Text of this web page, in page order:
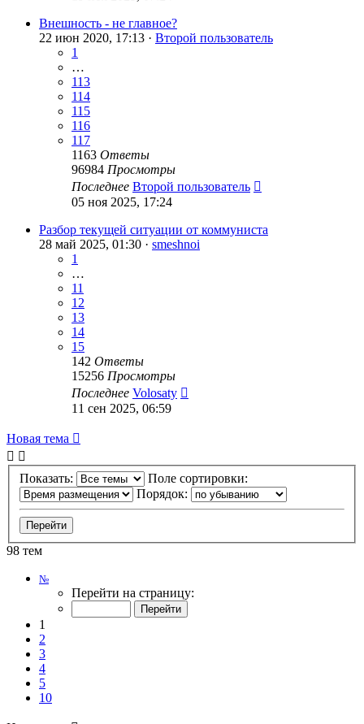
Внешность - не главное?
22 июн 2020, 17:13 · Второй пользователь
1
…
113
114
115
116
117
1163 Ответы
96984 Просмотры
Последнее Второй пользователь
05 ноя 2025, 17:24
Разбор текущей ситуации от коммуниста
28 май 2025, 01:30 · smeshnoi
1
…
11
12
13
14
15
142 Ответы
15256 Просмотры
Последнее Volosaty
11 сен 2025, 06:59
Новая тема
Показать:
Поле сортировки:
Порядок:
98 тем
№Страница
из
Перейти на страницу:
1
2
3
4
5
10